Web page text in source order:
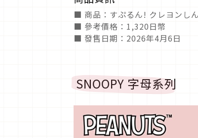
■ 商品：すぷるん! クレヨンし
■ 參考價格：1,320日幣
■ 發售日期：2026年4月6日
SNOOPY 字母系列